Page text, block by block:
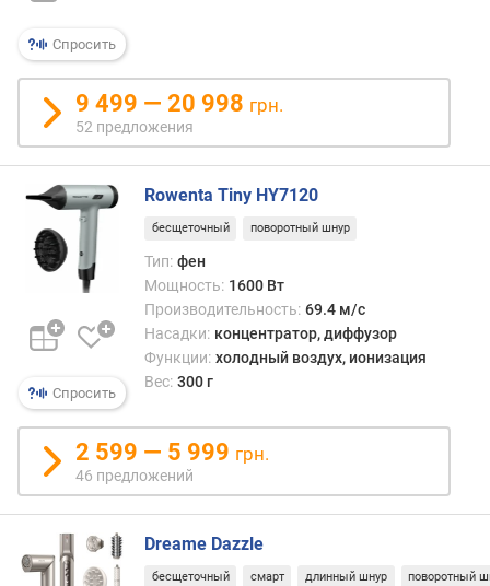
т
и
н
ы
(
м
)
в
р
я
г
р
е
в
а
(
)
Спросить
9 499 — 20 998 грн.
52 предложения
Спросить
Rowenta Tiny HY7120
бесщеточный поворотный шнур
Тип: фен
Мощность: 1600 Вт
Производительность: 69.4 м/с
Насадки: концентратор, диффузор
Функции: холодный воздух, ионизация
Вес: 300 г
2 599 — 5 999 грн.
46 предложений
Dreame Dazzle
бесщеточный смарт длинный шнур поворотный